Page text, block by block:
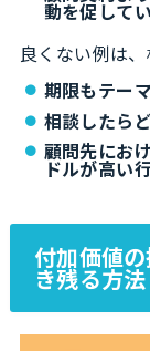
動を促して
良くない例は
期限もテー
相談したら
顧問先にお
ドルが高い
付加価値
き残る方法